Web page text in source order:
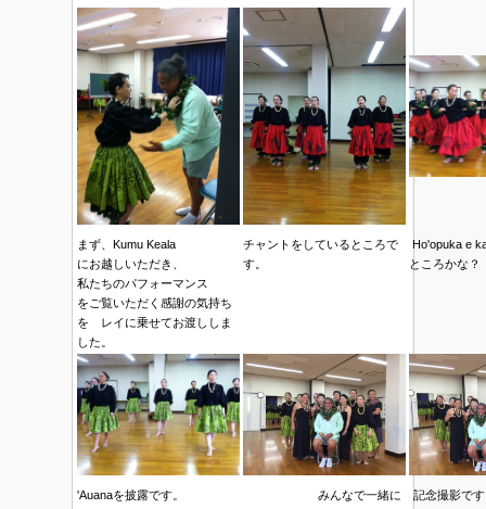
まず、Kumu Keala
にお越しいただき、
私たちのパフォーマンス
をご覧いただく感謝の気持ち
を レイに乗せてお渡ししま
した。
チャントをしているところで
す。
Ho'opuka e
ところかな？
'Auanaを披露です。 みんなで一緒に 記念撮影で